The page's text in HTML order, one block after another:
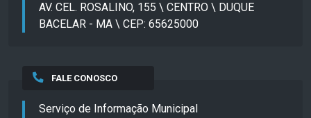
AV. CEL. ROSALINO, 155 \ CENTRO \ DUQUE
BACELAR - MA \ CEP: 65625000
FALE CONOSCO
Serviço de Informação Municipal